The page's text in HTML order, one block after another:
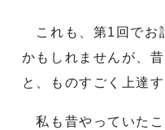
これも、第1回でお
かもしれませんが、
と、ものすごく上達
私も昔やっていたこ